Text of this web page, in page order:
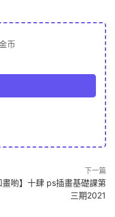
币
下一篇
畫喲】十肆 ps插畫基礎課第
三期2021